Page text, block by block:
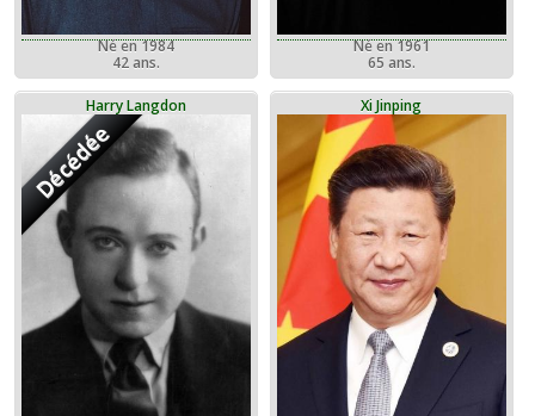
Né en 1984
42 ans.
Né en 1961
65 ans.
Harry Langdon
Décédée
Xi Jinping